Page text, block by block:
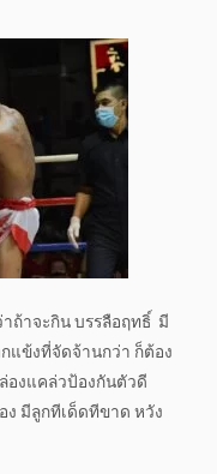
ถ้าจะกิน บรรลือฤทธิ์ มี
แข้งที่จัดจ้านกว่า ก็ต้อง
องแคล่วป้องกันตัวดี
ง มีลูกทีเด็ดทีขาด หวัง